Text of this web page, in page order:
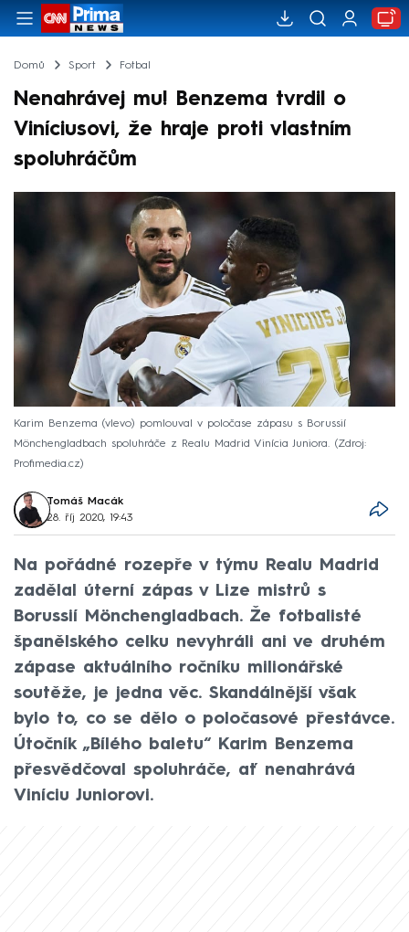
Domů Sport Fotbal
Nenahrávej mu! Benzema tvrdil o
Viníciusovi, že hraje proti vlastním
spoluhráčům
Karim Benzema (vlevo) pomlouval v poločase zápasu s Borussií
Mönchengladbach spoluhráče z Realu Madrid Vinícia Juniora.
Zdroj:
Profimedia.cz
Tomáš Macák
28. říj 2020, 19:43
Na pořádné rozepře v týmu Realu Madrid
zadělal úterní zápas v Lize mistrů s
Borussií Mönchengladbach. Že fotbalisté
španělského celku nevyhráli ani ve druhém
zápase aktuálního ročníku milionářské
soutěže, je jedna věc. Skandálnější však
bylo to, co se dělo o poločasové přestávce.
Útočník „Bílého baletu“ Karim Benzema
přesvědčoval spoluhráče, ať nenahrává
Viníciu Juniorovi.